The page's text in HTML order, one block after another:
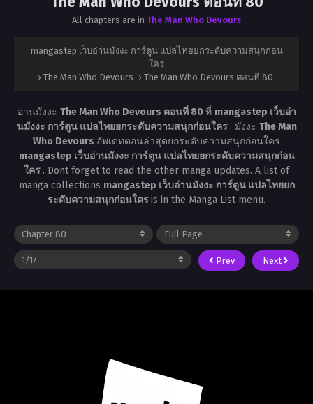
All chapters are in The Man Who Devours
mangastep เว็บอ่านมังงะ การ์ตูน แปลไทยยกระดับความสนุกก่อน
ใคร
› The Man Who Devours › The Man Who Devours ตอนที่ 80
อ่านมังงะ The Man Who Devours ตอนที่ 80ที่ mangastep เว็บอ่า
นมังงะ การ์ตูน แปลไทยยกระดับความสนุกก่อนใคร . มังงะ The Man
Who Devours อัพเดทตอนล่าสุดยกระดับความสนุกก่อนใคร
mangastep เว็บอ่านมังงะ การ์ตูน แปลไทยยกระดับความสนุกก่อน
ใคร . Dont forget to read the other manga updates. A list of
manga collections mangastep เว็บอ่านมังงะ การ์ตูน แปลไทยยก
ระดับความสนุกก่อนใครis in the Manga List menu.
Prev Next